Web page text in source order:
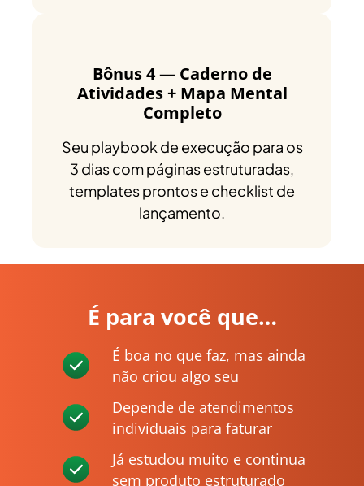
Bônus 4 — Caderno de
Atividades + Mapa Mental
Completo
Seu playbook de execução para os
3 dias com páginas estruturadas,
templates prontos e checklist de
lançamento.
É para você que…
É boa no que faz, mas ainda
não criou algo seu
Depende de atendimentos
individuais para faturar
Já estudou muito e continua
sem produto estruturado